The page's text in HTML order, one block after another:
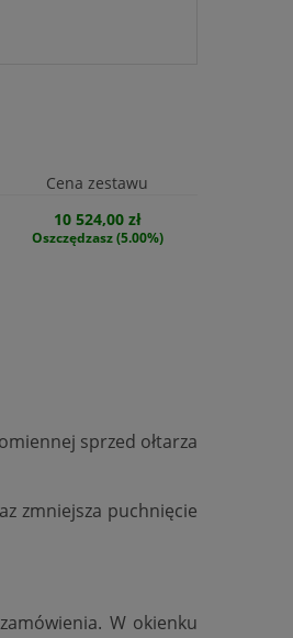
Cena zestawu
10 524,00 zł
Oszczędzasz (5.00%)
sprzed ołtarza
zmniejsza puchnięcie
W okienku